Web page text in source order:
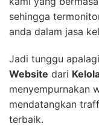
sehingga
anda dalam jasa
Jadi tunggu
Website dari
menyempurnakan
mendatangkan
terbaik.